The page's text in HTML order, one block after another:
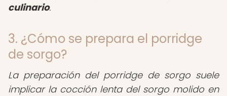
culinario.
3. ¿Cómo se prepara el porridge
de sorgo?
La preparación del porridge de sorgo suele
implicar la cocción lenta del sorgo molido en